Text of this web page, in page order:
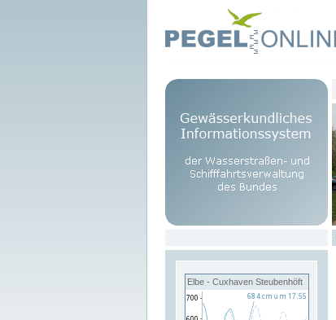
Elbe - Cuxhaven Steubenhöft